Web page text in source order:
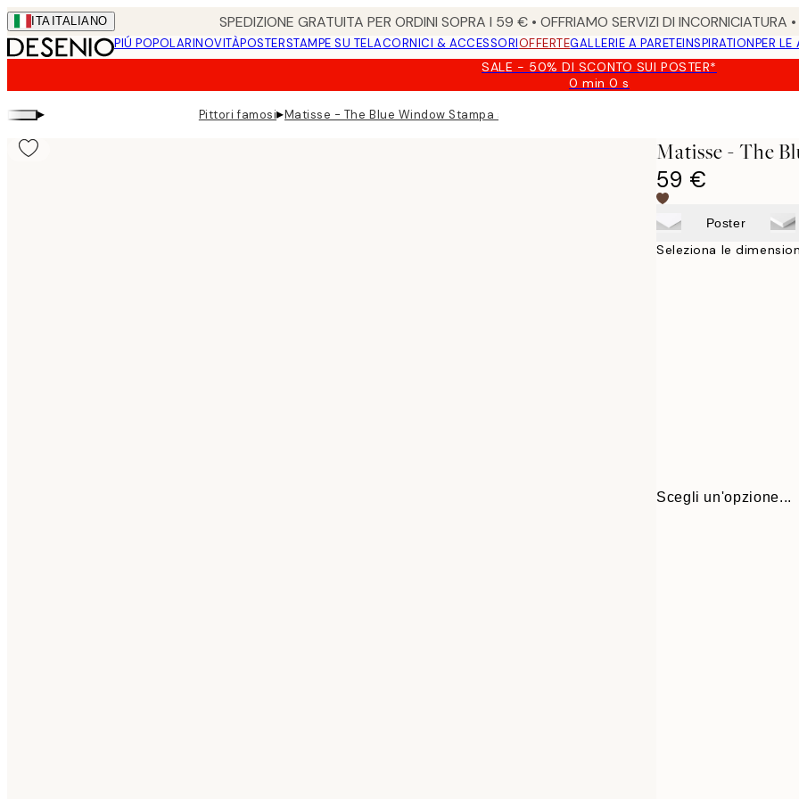
Skip
to
main
ITA ITALIANO SPEDIZIONE GRATUITA PER ORDINI SOPRA I 59 € • OFFRIAMO SERVIZI DI
PIÚ POPOLARINOVITÀPOSTERSTAMPE SU TELACORNICI & ACCESSORIOFFERTEGALLERIE A PARETEINSPIRATIONPER LE
SALE - 50% DI SCONTO SUI POSTER*
0 min0 s
Valido
▸ Pittori famosi▸Matisse - The Blue Window Stampa su Tela
Matisse - The
59 €
Poster
Seleziona le
Scegli un'opzione...